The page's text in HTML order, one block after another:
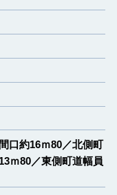
口約16ｍ80／北側町
ｍ80／東側町道幅員